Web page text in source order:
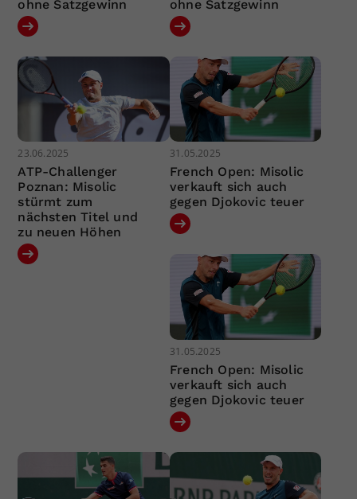
ohne Satzgewinn ohne Satzgewinn
23.06.2025
ATP-Challenger
Poznan: Misolic
stürmt zum
nächsten Titel und
zu neuen Höhen
31.05.2025
French Open: Misolic
verkauft sich auch
gegen Djokovic teuer
31.05.2025
French Open: Misolic
verkauft sich auch
gegen Djokovic teuer